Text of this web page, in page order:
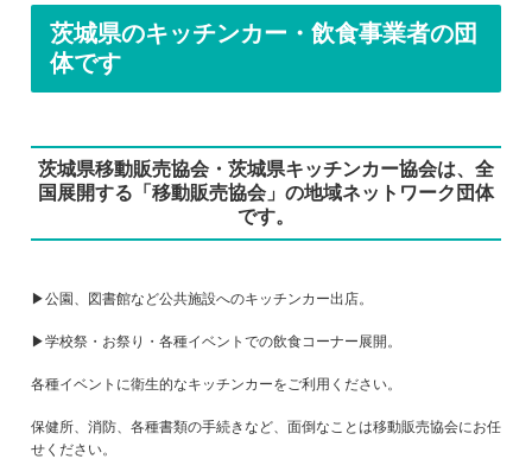
茨城県のキッチンカー・飲食事業者の団
体です
茨城県移動販売協会・茨城県キッチンカー協会は、全
国展開する「移動販売協会」の地域ネットワーク団体
です。
▶公園、図書館など公共施設へのキッチンカー出店。
▶学校祭・お祭り・各種イベントでの飲食コーナー展開。
各種イベントに衛生的なキッチンカーをご利用ください。
保健所、消防、各種書類の手続きなど、面倒なことは移動販売協会にお任
せください。